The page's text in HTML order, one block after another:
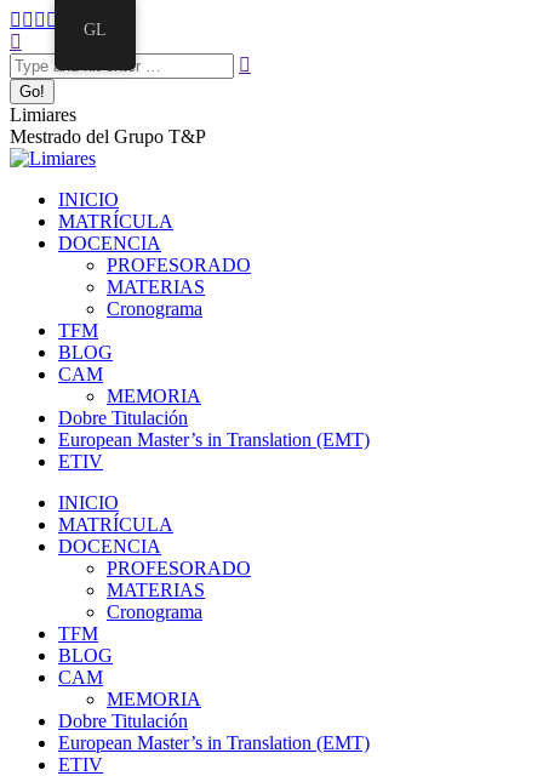
Limiares
Mestrado del Grupo T&P
INICIO
MATRÍCULA
DOCENCIA
PROFESORADO
MATERIAS
Cronograma
TFM
BLOG
CAM
MEMORIA
Dobre Titulación
European Master’s in Translation (EMT)
ETIV
INICIO
MATRÍCULA
DOCENCIA
PROFESORADO
MATERIAS
Cronograma
TFM
BLOG
CAM
MEMORIA
Dobre Titulación
European Master’s in Translation (EMT)
ETIV
GL